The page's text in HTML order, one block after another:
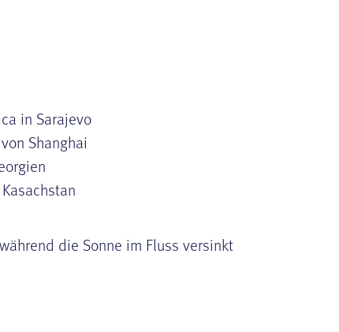
in Sarajevo
Shanghai
die Sonne im Fluss versinkt